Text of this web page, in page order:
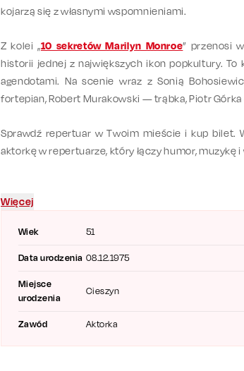
Wiek 51
Data urodzenia 08.12.1975
Miejsce
urodzenia
Cieszyn
Zawód Aktorka
kojarzą się z własnymi wspomnieniami.
Z kolei „10 sekretów Marilyn Monroe” przenosi
historii jednej z największych ikon popkultury.
agendotami. Na scenie wraz z Sonią
fortepian, Robert Murakowski — trąbka, Piotr
Sprawdź repertuar w Twoim mieście i kup bilet.
aktorkę w repertuarze, który łączy humor, muzykę
Więcej